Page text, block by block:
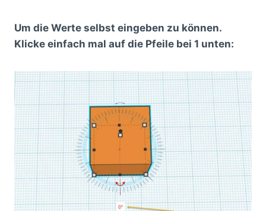
Um die Werte selbst eingeben zu können.
Klicke einfach mal auf die Pfeile bei 1 unten: